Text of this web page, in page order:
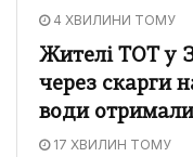
4 ХВИЛИНИ ТОМУ
Жителі ТОТ у
через скарги
води
17 ХВИЛИН ТОМУ